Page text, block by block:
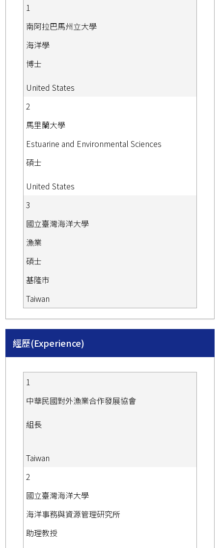
1
南阿拉巴馬州立大學
海洋學
博士
United States
2
馬里蘭大學
Estuarine and Environmental Sciences
碩士
United States
3
國立臺灣海洋大學
漁業
碩士
基隆市
Taiwan
經歷(Experience)
1
中華民國對外漁業合作發展協會
組長
Taiwan
2
國立臺灣海洋大學
海洋事務與資源管理研究所
助理教授